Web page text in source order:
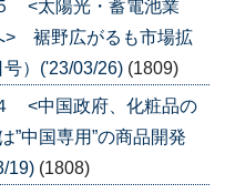
<太陽光・蓄電池業
裾野広がるも市場拡
）('23/03/26) (1809)
<中国政府、化粧品の
”中国専用”の商品開発
19) (1808)